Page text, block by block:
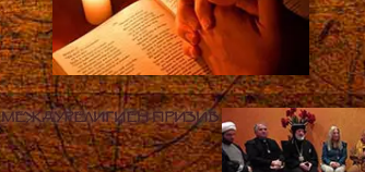
МЕЖДУРЕЛИГИЕН ПРИЗИВ